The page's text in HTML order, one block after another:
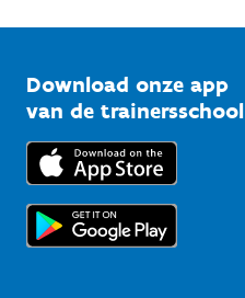
Bedrijven
Trainers en begeleiders
Topsporters
Vlaamse Trainersschool
Kennisplatform
Downloads
Voor de pers
Download onze app
van de trainersschool